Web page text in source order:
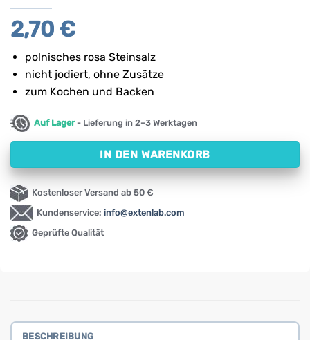
2,70 €
polnisches rosa Steinsalz
nicht jodiert, ohne Zusätze
zum Kochen und Backen
Auf Lager- Lieferung in 2–3 Werktagen
IN DEN WARENKORB
Kostenloser Versand ab 50 €
Kundenservice: info@extenlab.com
Geprüfte Qualität
BESCHREIBUNG